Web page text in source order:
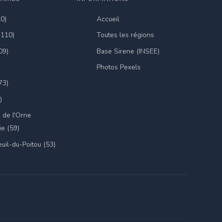
de l'Orne
(59)
du-Poitou (53)
Accueil
Toutes les régions
Base Sirene (INSEE)
Photos Pexels